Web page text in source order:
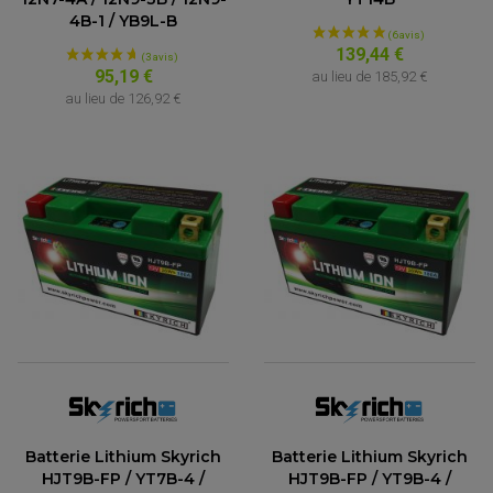
GUIDON QUAD
KIT DÉCO QUAD / SSV
POIGNÉE QUAD
PROTÈGE-MAINS
PONTETS / REHAUSSES DE GUIDON
4B-1 / YB9L-B
95,19 €
au lieu de 126,92 €
139,44 €
au lieu de 185,92 €
Batterie Lithium Skyrich
HJT9B-FP / YT7B-4 /
Batterie Lithium Skyrich
HJT9B-FP / YT9B-4 /